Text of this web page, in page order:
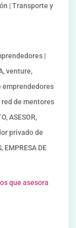
| Transporte y
|
venture,
emprendedores
red de mentores
ASESOR,
privado de
EMPRESA DE
que asesora